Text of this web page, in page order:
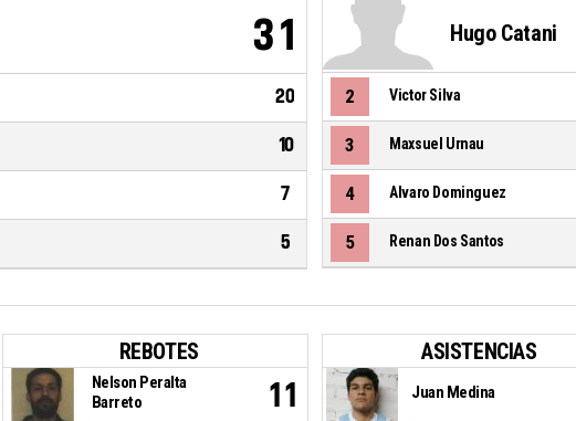
31
20
10
7
5
Hugo Catani
2 Victor Silva
3 Maxsuel Urnau
4 Alvaro Dominguez
5 Renan Dos Santos
REBOTES
Nelson Peralta
Barreto
11
ASISTENCIAS
Juan Medina